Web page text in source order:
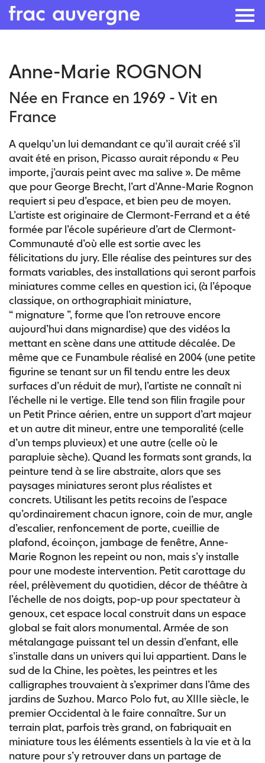
content
Anne-Marie ROGNON
Née en France en 1969 - Vit en
France
A quelqu’un lui demandant ce qu’il aurait créé s’il
avait été en prison, Picasso aurait répondu « Peu
importe, j’aurais peint avec ma salive ». De même
que pour George Brecht, l’art d’Anne-Marie Rognon
requiert si peu d’espace, et bien peu de moyen.
L’artiste est originaire de Clermont-Ferrand et a été
formée par l’école supérieure d’art de Clermont-
Communauté d’où elle est sortie avec les
félicitations du jury. Elle réalise des peintures sur des
formats variables, des installations qui seront parfois
miniatures comme celles en question ici, (à l’époque
classique, on orthographiait miniature,
“ mignature ”, forme que l’on retrouve encore
aujourd’hui dans mignardise) que des vidéos la
mettant en scène dans une attitude décalée. De
même que ce Funambule réalisé en 2004 (une petite
figurine se tenant sur un fil tendu entre les deux
surfaces d’un réduit de mur), l’artiste ne connaît ni
l’échelle ni le vertige. Elle tend son filin fragile pour
un Petit Prince aérien, entre un support d’art majeur
et un autre dit mineur, entre une temporalité (celle
d’un temps pluvieux) et une autre (celle où le
parapluie sèche). Quand les formats sont grands, la
peinture tend à se lire abstraite, alors que ses
paysages miniatures seront plus réalistes et
concrets. Utilisant les petits recoins de l’espace
qu’ordinairement chacun ignore, coin de mur, angle
d’escalier, renfoncement de porte, cueillie de
plafond, écoinçon, jambage de fenêtre, Anne-
Marie Rognon les repeint ou non, mais s’y installe
pour une modeste intervention. Petit carottage du
réel, prélèvement du quotidien, décor de théâtre à
l’échelle de nos doigts, pop-up pour spectateur à
genoux, cet espace local construit dans un espace
global se fait alors monumental. Armée de son
métalangage puissant tel un dessin d’enfant, elle
s’installe dans un univers qui lui appartient. Dans le
sud de la Chine, les poètes, les peintres et les
calligraphes trouvaient à s’exprimer dans l’âme des
jardins de Suzhou. Marco Polo fut, au XIIIe siècle, le
premier Occidental à le faire connaître. Sur un
terrain plat, parfois très grand, on fabriquait en
miniature tous les éléments essentiels à la vie et à la
nature pour s’y retrouver dans un partage de